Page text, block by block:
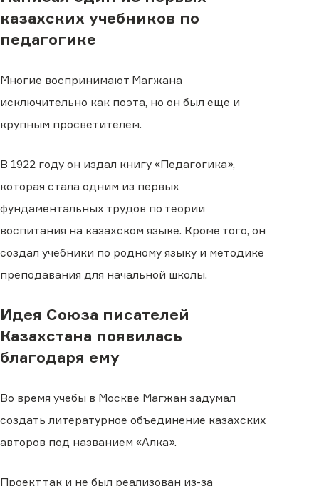
казахских учебников по
педагогике
Многие воспринимают Магжана
исключительно как поэта, но он был еще и
крупным просветителем.
В 1922 году он издал книгу «Педагогика»,
которая стала одним из первых
фундаментальных трудов по теории
воспитания на казахском языке. Кроме того, он
создал учебники по родному языку и методике
преподавания для начальной школы.
Идея Союза писателей
Казахстана появилась
благодаря ему
Во время учебы в Москве Магжан задумал
создать литературное объединение казахских
авторов под названием «Алка».
Проект так и не был реализован из-за